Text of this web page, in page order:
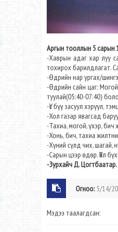
Аргын тооллын 5 сарын
-Хаврын адаг хар луу
тохирох барилдлагат.
-Өдрийн нар ургах/
-Өдрийн сайн цаг:
туулай(05:40-07:40)
-Үс бүү засуул хэрүүл,
-Хол газар явагсад
-Тахиа, могой, үхэр, бич
-Хонь, бич, тахиа
-Хүний сүлд чих, шагай,
-Сарын цээр өдөр. Үйл
-Зурхайч Д.
Огноо: 5/14/
Мэдээ таалагдсан: